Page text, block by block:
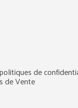
de
de Vente